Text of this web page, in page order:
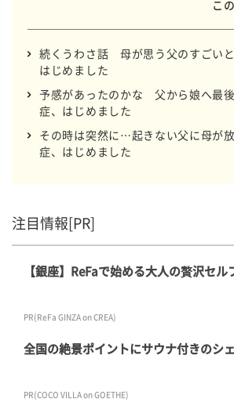
こ
続くうわさ話 母が思う父のすごい
はじめました
予感があったのかな 父から娘へ最
症、はじめました
その時は突然に…起きない父に母が
症、はじめました
注目情報[PR]
【銀座】ReFaで始める大人の贅沢セル
PR(ReFa GINZA on CREA)
全国の絶景ポイントにサウナ付きのシ
PR(COCO VILLA on GOETHE)